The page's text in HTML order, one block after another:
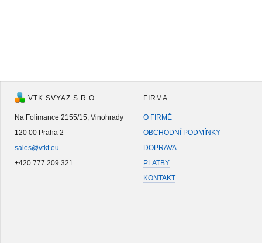
VTK SVYAZ S.R.O.
Na Folimance 2155/15, Vinohrady
120 00 Praha 2
sales@vtkt.eu
+420 777 209 321
FIRMA
O FIRMĚ
OBCHODNÍ PODMÍNKY
DOPRAVA
PLATBY
KONTAKT